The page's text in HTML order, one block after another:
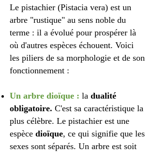
Le pistachier (Pistacia vera) est un
arbre "rustique" au sens noble du
terme : il a évolué pour prospérer là
où d'autres espèces échouent. Voici
les piliers de sa morphologie et de son
fonctionnement :
Un arbre dioïque : la dualité
obligatoire. C'est sa caractéristique la
plus célèbre. Le pistachier est une
espèce dioïque, ce qui signifie que les
sexes sont séparés. Un arbre est soit